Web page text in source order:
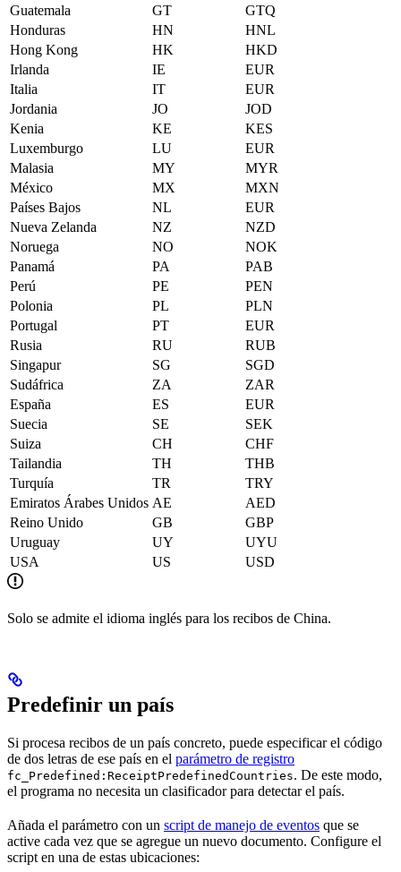
Guatemala GT
GTQ
Honduras
HN
HNL
Hong Kong
HK
HKD
Irlanda
IE
EUR
Italia
IT
EUR
Jordania
JO
JOD
Kenia
KE
KES
Luxemburgo
LU
EUR
Malasia
MY
MYR
México
MX
MXN
Países Bajos
NL
EUR
Nueva Zelanda
NZ
NZD
Noruega
NO
NOK
Panamá
PA
PAB
Perú
PE
PEN
Polonia
PL
PLN
Portugal
PT
EUR
Rusia
RU
RUB
Singapur
SG
SGD
Sudáfrica
ZA
ZAR
España
ES
EUR
Suecia
SE
SEK
Suiza
CH
CHF
Tailandia
TH
THB
Turquía
TR
TRY
Emiratos Árabes Unidos AE
AED
Reino Unido
GB
GBP
Uruguay
UY
UYU
USA
US USD
Solo se admite el idioma inglés para los recibos de China.
Predefinir un país
Si procesa recibos de un país concreto, puede especificar el código
de dos letras de ese país en el parámetro de registro
fc_Predefined:ReceiptPredefinedCountries. De este modo,
el programa no necesita un clasificador para detectar el país.
Añada el parámetro con un script de manejo de eventos que se
active cada vez que se agregue un nuevo documento. Configure el
script en una de estas ubicaciones: